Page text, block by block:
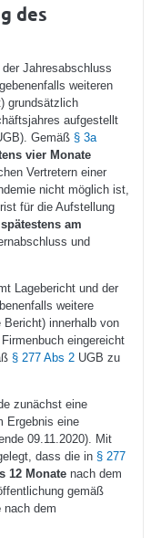
des
Jahresabschluss
weiteren
grundsätzlich
aufgestellt
Gemäß § 3a
vier Monate
Vertretern einer
nicht möglich ist,
für die Aufstellung
spätestens am
und
Lagebericht und der
weitere
Bericht) innerhalb von
eingereicht
§ 277 Abs 2UGB zu
zunächst eine
Ergebnis eine
09.11.2020). Mit
dass die in § 277
12 Monatenach dem
gemäß
nach dem